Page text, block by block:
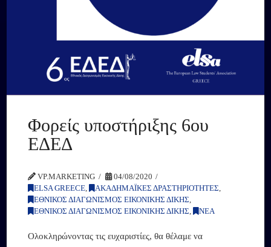
Φορείς υποστήριξης 6ου
ΕΔΕΔ
VP.MARKETING
04/08/2020
ELSA GREECE
ΑΚΑΔΗΜΑΪΚΕΣ ΔΡΑΣΤΗΡΙΟΤΗΤΕΣ
ΕΘΝΙΚΟΣ ΔΙΑΓΩΝΙΣΜΟΣ ΕΙΚΟΝΙΚΗΣ ΔΙΚΗΣ
ΕΘΝΙΚΟΣ ΔΙΑΓΩΝΙΣΜΟΣ ΕΙΚΟΝΙΚΗΣ ΔΙΚΗΣ
ΝΕΑ
Ολοκληρώνοντας τις ευχαριστίες, θα θέλαμε να